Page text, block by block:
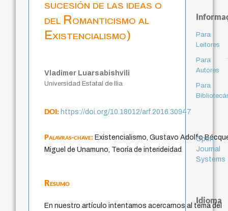
sucesión de las ideas o
del Romanticismo al
Existencialismo)
Vladimer Luarsabishvili
Universidad Estatal de Ilia
DOI:https://doi.org/10.18012/arf.2016.30947
Palavras-chave:Existencialismo, Gustavo Adolfo
Miguel de Unamuno, Teoría de interideidad
Resumo
En nuestro artículo intentamos acercarnos al tema del
Para
Leitores
Para
Autores
Para
Open
Journal
Systems
Idioma